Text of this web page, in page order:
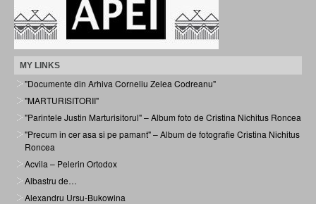
MY LINKS
"Documente din Arhiva Corneliu Zelea Codreanu"
"MARTURISITORII"
"Parintele Justin Marturisitorul" – Album foto de Cristina Nichitus Roncea
"Precum in cer asa si pe pamant" – Album de fotografie Cristina Nichitus
Roncea
Acvila – Pelerin Ortodox
Albastru de…
Alexandru Ursu-Bukowina